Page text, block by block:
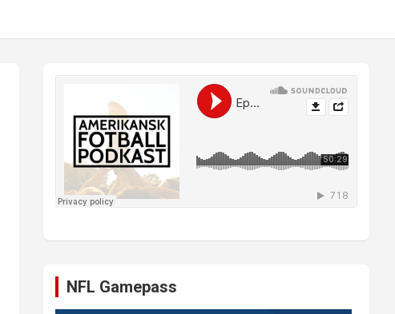
NFL Gamepass